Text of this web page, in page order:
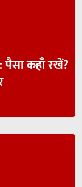
पैसा कहाँ रखें?